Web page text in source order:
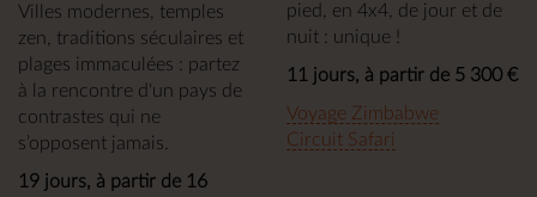
Villes modernes, temples
zen, traditions séculaires et
plages immaculées : partez
à la rencontre d'un pays de
contrastes qui ne
s’opposent jamais.
19 jours, à partir de 16
pied, en 4x4, de jour et de
nuit : unique !
11 jours, à partir de 5 300 €
Voyage Zimbabwe
Circuit Safari